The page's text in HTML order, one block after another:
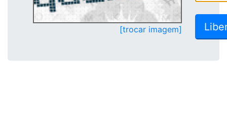
[trocar imagem]